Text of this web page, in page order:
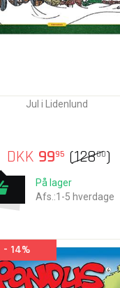
Jul i Lidenlund
DKK 9995 (12800)
På lager
Afs.:1-5 hverdage
- 14%